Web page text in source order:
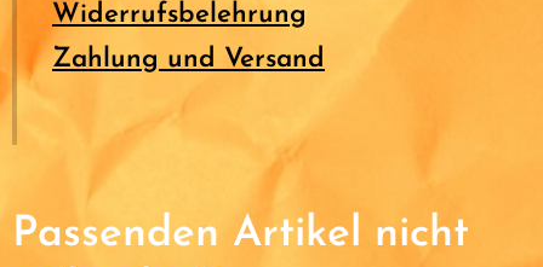
Widerrufsbelehrung
Zahlung und Versand
Passenden Artikel nicht